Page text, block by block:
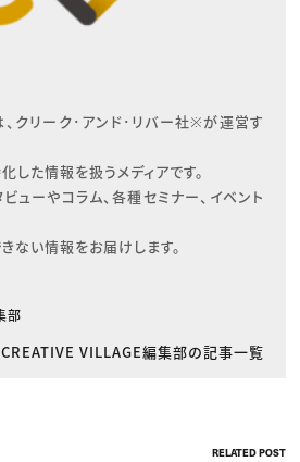
クリーク･アンド･リバー社※が運営す
した情報を扱うメディアです。
ューやコラム、各種セミナー、イベント
ない情報をお届けします。
部
CREATIVE VILLAGE編集部の記事一覧
RELATED POST